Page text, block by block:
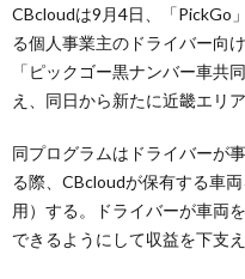
CBcloudは9月4日、「PickGo
る個人事業主のドライバー向
「ピックゴー黒ナンバー車共
え、同日から新たに近畿エリ
同プログラムはドライバーが
る際、CBcloudが保有する車
用）する。ドライバーが車両
できるようにして収益を下支え